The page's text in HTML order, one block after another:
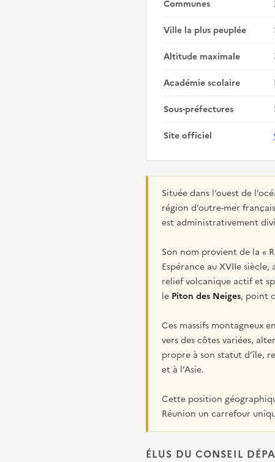
Communes
Ville la plus peuplée
Altitude maximale
Académie scolaire
Sous-préfectures
Site officiel
Située dans l’ouest de
région d’outre-mer
est administrativement
Son nom provient de la «
Espérance au XVIIe
relief volcanique actif et
le Piton des Neiges, point
Ces massifs montagneux
vers des côtes variées,
propre à son statut d’île,
et à l’Asie.
Cette position
Réunion un carrefour
ÉLUS DU CONSEIL